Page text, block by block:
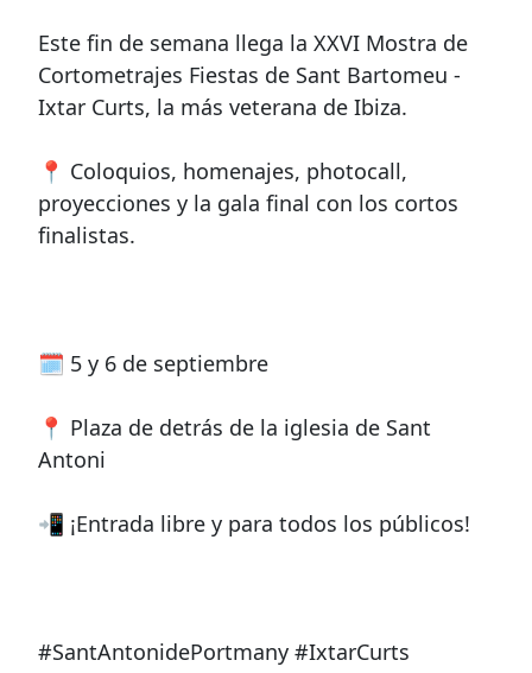
Este fin de semana llega la XXVI Mostra de
Cortometrajes Fiestas de Sant Bartomeu -
Ixtar Curts, la más veterana de Ibiza.
📍 Coloquios, homenajes, photocall,
proyecciones y la gala final con los cortos
finalistas.
🗓️ 5 y 6 de septiembre
📍 Plaza de detrás de la iglesia de Sant
Antoni
📲 ¡Entrada libre y para todos los públicos!
#SantAntonidePortmany #IxtarCurts